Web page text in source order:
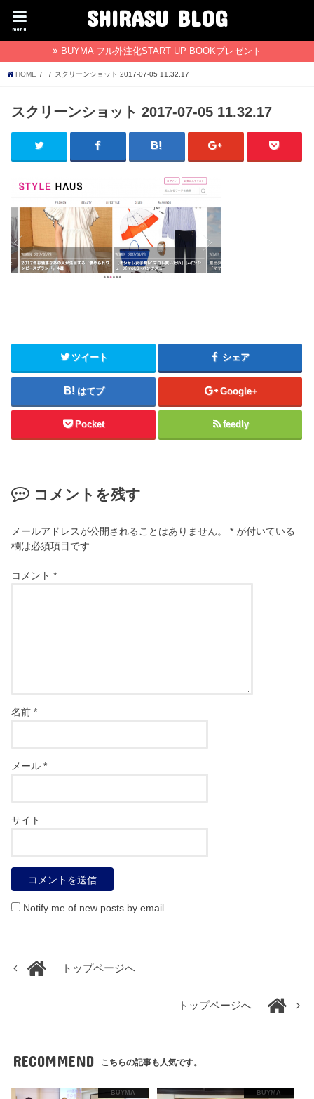
SHIRASU BLOG
menu
BUYMA フル外注化START UP BOOKプレゼント
HOME スクリーンショット 2017-07-05 11.32.17
スクリーンショット 2017-07-05 11.32.17
ツイート シェア
はてブ Google+
Pocket feedly
コメントを残す
メールアドレスが公開されることはありません。 * が付いている
欄は必須項目です
コメント*
名前*
メール*
サイト
Notify me of new posts by email.
トップページへ
トップページへ
RECOMMEND こちらの記事も人気です。
BUYMA BUYMA